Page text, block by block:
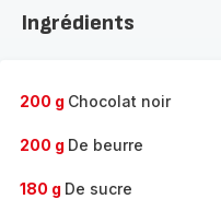
gamme
Ingrédients
200 g Chocolat noir
200 g De beurre
180 g De sucre